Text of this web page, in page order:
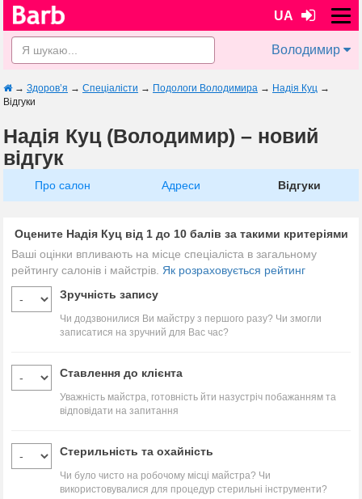
UA
Володимир
→ Здоров’я → Спеціалісти → Подологи Володимира → Надія Куц →
Відгуки
Надія Куц (Володимир) – новий
відгук
Про салон Адреси Відгуки
Оцените Надія Куц від 1 до 10 балів за такими критеріями
Ваші оцінки впливають на місце спеціаліста в загальному
рейтингу салонів і майстрів. Як розраховується рейтинг
Зручність запису
Чи додзвонилися Ви майстру з першого разу? Чи змогли
записатися на зручний для Вас час?
Ставлення до клієнта
Уважність майстра, готовність йти назустріч побажанням та
відповідати на запитання
Стерильність та охайність
Чи було чисто на робочому місці майстра? Чи
використовувалися для процедур стерильні інструменти?